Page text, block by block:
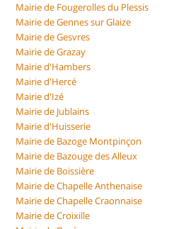
Mairie de Fougerolles du Plessis
Mairie de Gennes sur Glaize
Mairie de Gesvres
Mairie de Grazay
Mairie d'Hambers
Mairie d'Hercé
Mairie d'Izé
Mairie de Jublains
Mairie d'Huisserie
Mairie de Bazoge Montpinçon
Mairie de Bazouge des Alleux
Mairie de Boissière
Mairie de Chapelle Anthenaise
Mairie de Chapelle Craonnaise
Mairie de Croixille